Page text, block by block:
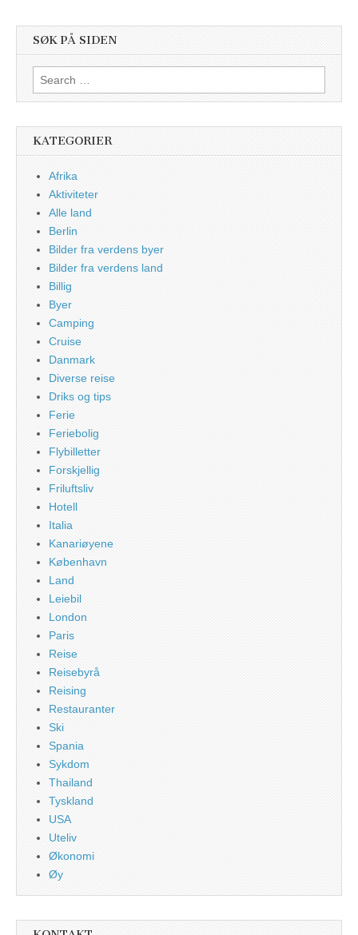
SØK PÅ SIDEN
Search
for:
KATEGORIER
Afrika
Aktiviteter
Alle land
Berlin
Bilder fra verdens byer
Bilder fra verdens land
Billig
Byer
Camping
Cruise
Danmark
Diverse reise
Driks og tips
Ferie
Feriebolig
Flybilletter
Forskjellig
Friluftsliv
Hotell
Italia
Kanariøyene
København
Land
Leiebil
London
Paris
Reise
Reisebyrå
Reising
Restauranter
Ski
Spania
Sykdom
Thailand
Tyskland
USA
Uteliv
Økonomi
Øy